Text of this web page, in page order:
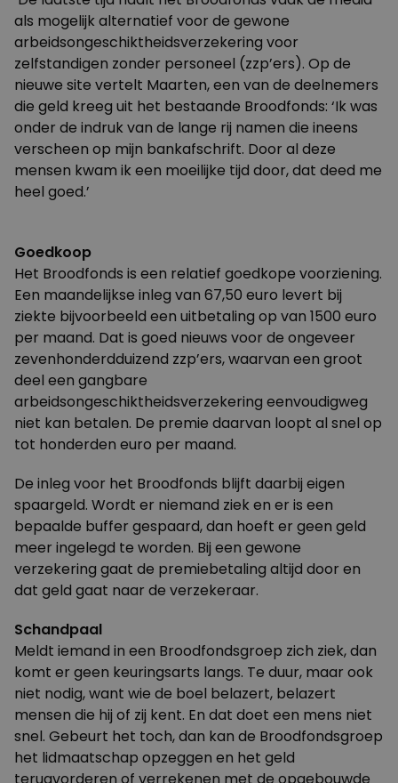
als mogelijk alternatief voor de gewone
arbeidsongeschiktheidsverzekering voor
zelfstandigen zonder personeel (zzp’ers). Op de
nieuwe site vertelt Maarten, een van de deelnemers
die geld kreeg uit het bestaande Broodfonds: ‘Ik was
onder de indruk van de lange rij namen die ineens
verscheen op mijn bankafschrift. Door al deze
mensen kwam ik een moeilijke tijd door, dat deed me
heel goed.’
Goedkoop
Het Broodfonds is een relatief goedkope voorziening.
Een maandelijkse inleg van 67,50 euro levert bij
ziekte bijvoorbeeld een uitbetaling op van 1500 euro
per maand. Dat is goed nieuws voor de ongeveer
zevenhonderdduizend zzp’ers, waarvan een groot
deel een gangbare
arbeidsongeschiktheidsverzekering eenvoudigweg
niet kan betalen. De premie daarvan loopt al snel op
tot honderden euro per maand.
De inleg voor het Broodfonds blijft daarbij eigen
spaargeld. Wordt er niemand ziek en er is een
bepaalde buffer gespaard, dan hoeft er geen geld
meer ingelegd te worden. Bij een gewone
verzekering gaat de premiebetaling altijd door en
dat geld gaat naar de verzekeraar.
Schandpaal
Meldt iemand in een Broodfondsgroep zich ziek, dan
komt er geen keuringsarts langs. Te duur, maar ook
niet nodig, want wie de boel belazert, belazert
mensen die hij of zij kent. En dat doet een mens niet
snel. Gebeurt het toch, dan kan de Broodfondsgroep
het lidmaatschap opzeggen en het geld